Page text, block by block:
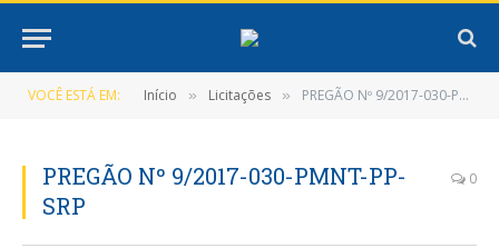
VOCÊ ESTÁ EM: Início » Licitações » PREGÃO Nº 9/2017-030-PMNT-PP-SRP
PREGÃO Nº 9/2017-030-PMNT-PP-
SRP
0